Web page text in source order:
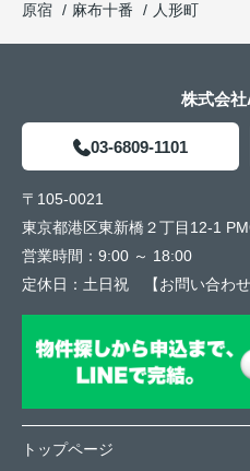
原宿
麻布十番 人形町
株式会
03-6809-1101
〒105-0021
東京都港区東新橋２丁目12-1
営業時間： 9:00 ～ 18:00
定休日： 土日祝 【お問い合わせ
トップページ